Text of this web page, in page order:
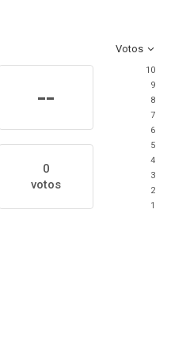
Votos
--
0
votos
10
9
8
7
6
5
4
3
2
1